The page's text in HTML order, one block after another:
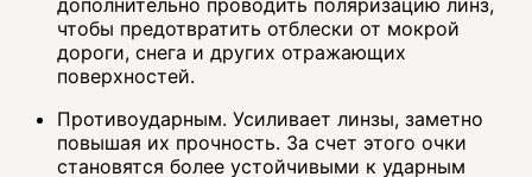
дополнительно проводить поляризацию линз,
чтобы предотвратить отблески от мокрой
дороги, снега и других отражающих
поверхностей.
Противоударным. Усиливает линзы, заметно
повышая их прочность. За счет этого очки
становятся более устойчивыми к ударным